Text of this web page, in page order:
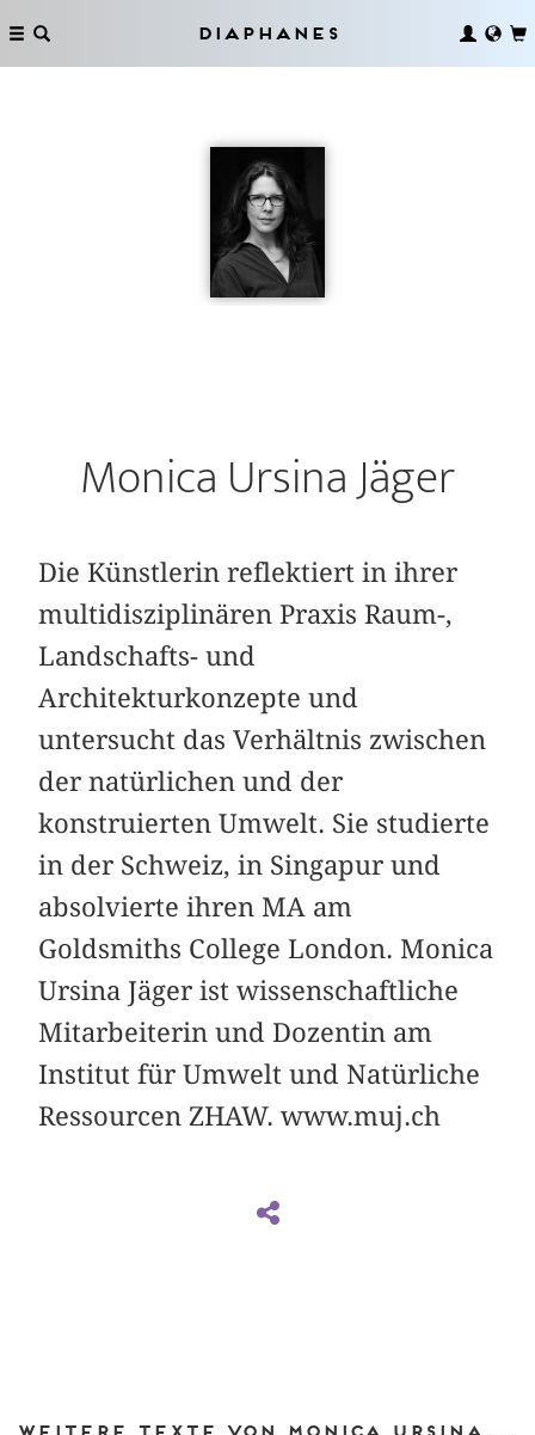
Diaphanes
Monica Ursina Jäger
Die Künstlerin reflektiert in ihrer
multidisziplinären Praxis Raum-,
Landschafts- und
Architekturkonzepte und
untersucht das Verhältnis zwischen
der natürlichen und der
konstruierten Umwelt. Sie studierte
in der Schweiz, in Singapur und
absolvierte ihren MA am
Goldsmiths College London. Monica
Ursina Jäger ist wissenschaftliche
Mitarbeiterin und Dozentin am
Institut für Umwelt und Natürliche
Ressourcen ZHAW. www.muj.ch
Weitere Texte von Monica Ursina Jäger bei DIAPHANES